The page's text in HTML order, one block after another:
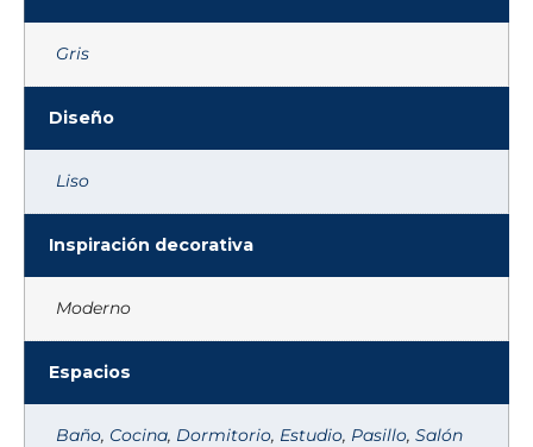
Gris
Diseño
Liso
Inspiración decorativa
Moderno
Espacios
Baño, Cocina, Dormitorio, Estudio, Pasillo, Salón